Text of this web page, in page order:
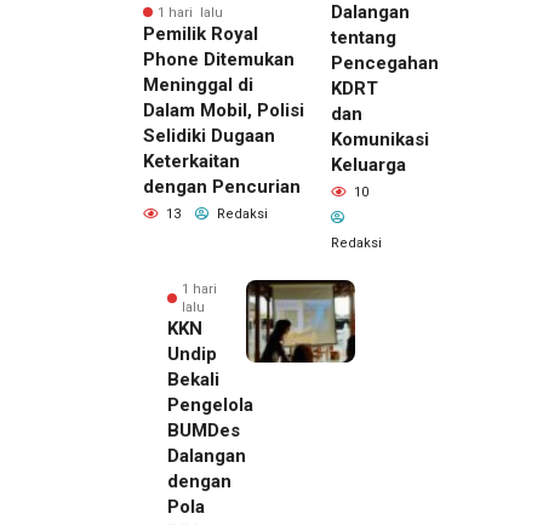
1 hari lalu
Pemilik Royal
Phone Ditemukan
Meninggal di
Dalam Mobil, Polisi
Selidiki Dugaan
Keterkaitan
dengan Pencurian
13 Redaksi
Dalangan
tentang
Pencegahan
KDRT
dan
Komunikasi
Keluarga
10
Redaksi
1 hari
lalu
KKN
Undip
Bekali
Pengelola
BUMDes
Dalangan
dengan
Pola